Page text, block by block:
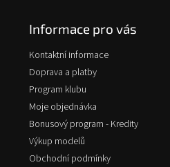
Informace pro vás
Kontaktní informace
Doprava a platby
Program klubu
Moje objednávka
Bonusový program - Kredity
Výkup modelů
Obchodní podmínky